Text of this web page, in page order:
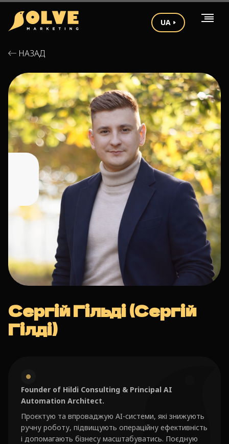
UA
НАЗАД
Сергій Гільді (Сергій
Гілді)
Founder of Hildi Consulting & Principal AI
Automation Architect.
Проєктую та впроваджую AI-системи, які знижують
ручну роботу, підвищують операційну ефективність
і допомагають бізнесу масштабуватись. Поєдную